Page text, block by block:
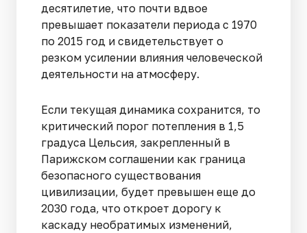
десятилетие, что почти вдвое
превышает показатели периода с 1970
по 2015 год и свидетельствует о
резком усилении влияния человеческой
деятельности на атмосферу.
Если текущая динамика сохранится, то
критический порог потепления в 1,5
градуса Цельсия, закрепленный в
Парижском соглашении как граница
безопасного существования
цивилизации, будет превышен еще до
2030 года, что откроет дорогу к
каскаду необратимых изменений,